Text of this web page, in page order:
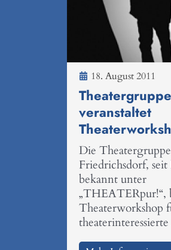
18. August 2011
Theatergruppe
veranstaltet
Die Theatergruppe
Friedrichsdorf,
bekannt unter
„THEATERpur!“,
Theaterworkshop